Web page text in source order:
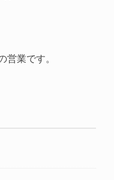
営業です。